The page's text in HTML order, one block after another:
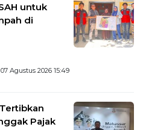
untuk
di
Agustus 2026 15:49
Pajak